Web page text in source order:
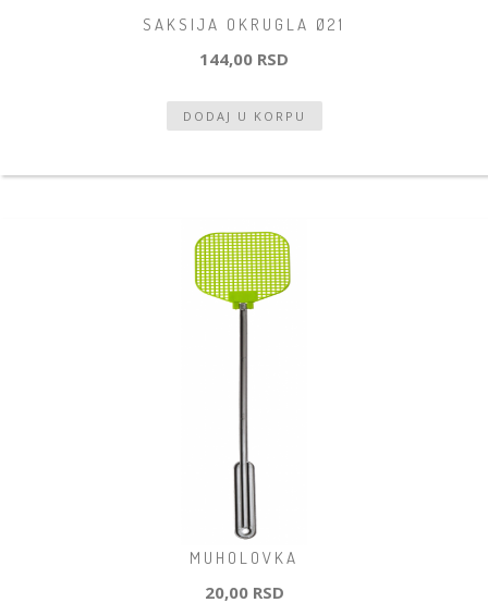
SAKSIJA OKRUGLA Ø21
144,00 RSD
MUHOLOVKA
20,00 RSD